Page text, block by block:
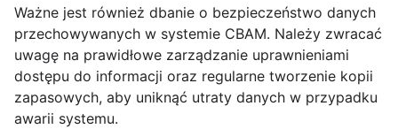
Ważne jest również dbanie o bezpieczeństwo danych
przechowywanych w systemie CBAM. Należy zwracać
uwagę na prawidłowe zarządzanie uprawnieniami
dostępu do informacji oraz regularne tworzenie kopii
zapasowych, aby uniknąć utraty danych w przypadku
awarii systemu.